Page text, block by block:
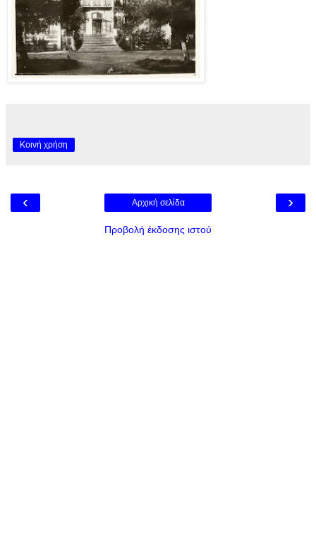
Κοινή χρήση
‹ ›
Αρχική σελίδα
Προβολή έκδοσης ιστού